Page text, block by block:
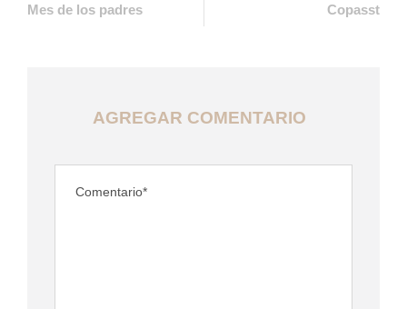
Mes de los padres Copasst
AGREGAR COMENTARIO